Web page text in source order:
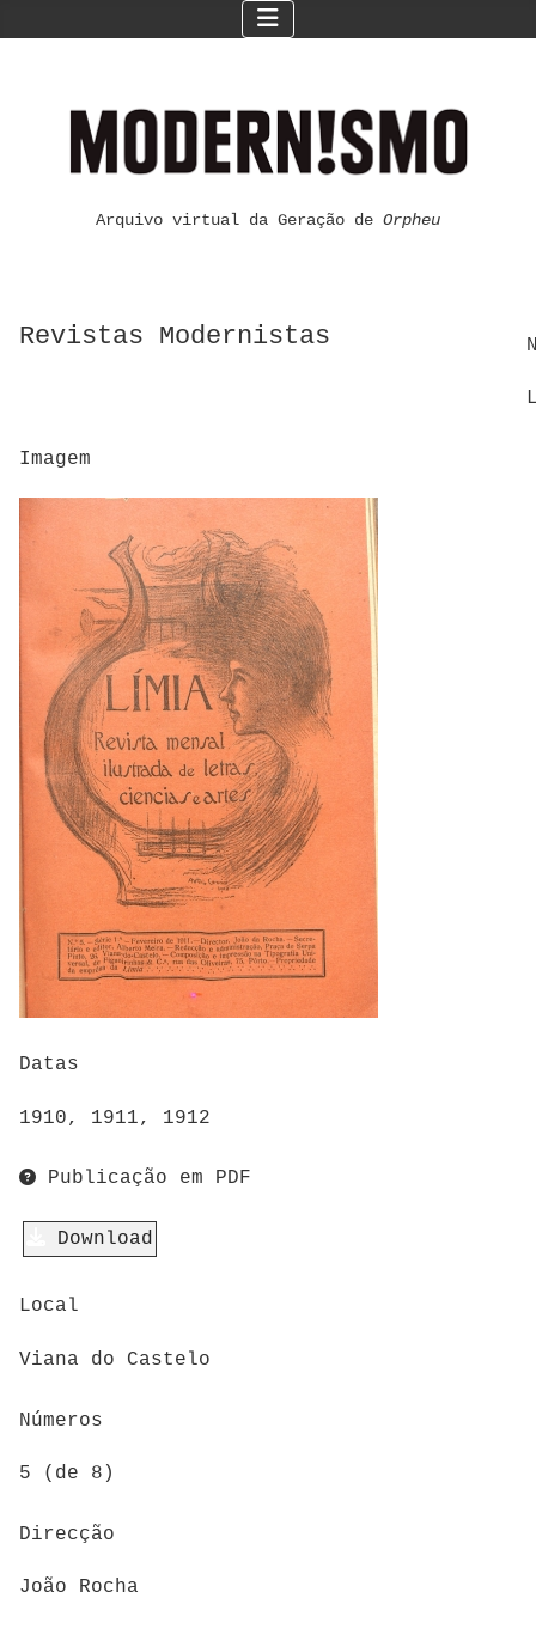
Arquivo virtual da Geração de Orpheu
Revistas Modernistas
Imagem
Datas
1910, 1911, 1912
Publicação em PDF
Download
Local
Viana do Castelo
Números
5 (de 8)
Direcção
João Rocha